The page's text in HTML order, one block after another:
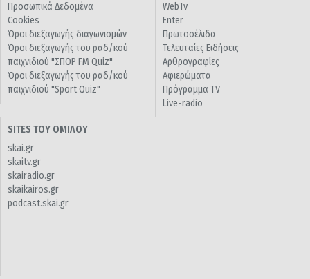
Προσωπικά Δεδομένα
Cookies
Όροι διεξαγωγής διαγωνισμών
Όροι διεξαγωγής του ραδ/κού
παιχνιδιού "ΣΠΟΡ FM Quiz"
Όροι διεξαγωγής του ραδ/κού
παιχνιδιού "Sport Quiz"
WebTv
Enter
Πρωτοσέλιδα
Τελευταίες Ειδήσεις
Αρθρογραφίες
Αφιερώματα
Πρόγραμμα TV
Live-radio
SITES ΤΟΥ ΟΜΙΛΟΥ
skai.gr
skaitv.gr
skairadio.gr
skaikairos.gr
podcast.skai.gr